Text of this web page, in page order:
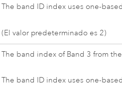
The band ID index uses one-
(El valor predeterminado es 2)
The band index of Band 3 from
The band ID index uses one-